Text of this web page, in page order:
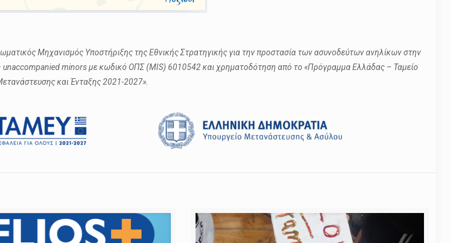
Μηχανισμός Υποστήριξης της Εθνικής Στρατηγικής για την προστασία των ασυνοδεύτων ανηλίκων στην
minors με κωδικό ΟΠΣ (MIS) 6010542 και χρηματοδότηση από το «Πρόγραμμα Ελλάδας – Ταμείο
και Ένταξης 2021-2027».